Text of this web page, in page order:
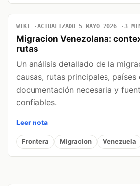
WIKI ACTUALIZADO 5 MAYO 2026 3
Migracion Venezolana:
rutas
Un análisis detallado de la
causas, rutas principales, países
documentación necesaria y
confiables.
Leer nota
Frontera Migracion Venezuela